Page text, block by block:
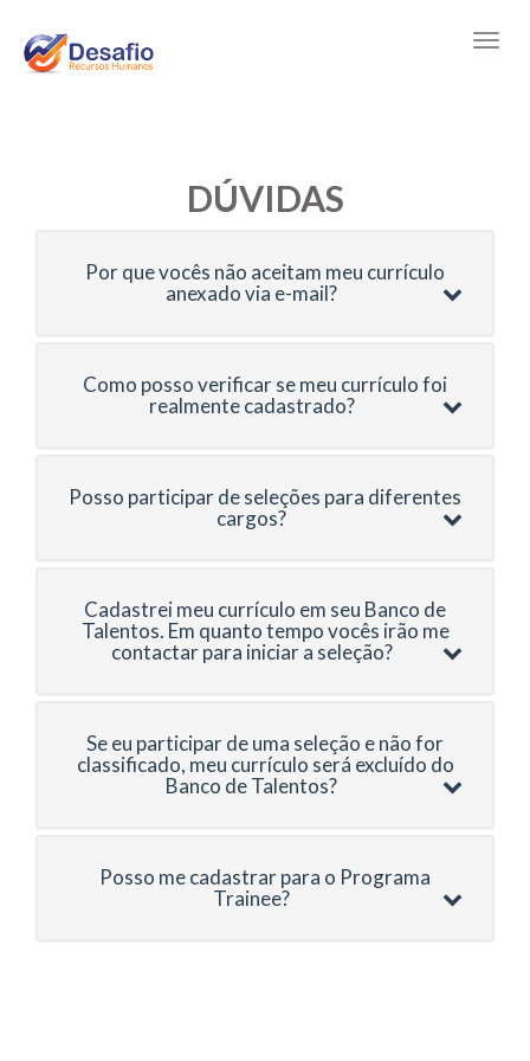
DÚVIDAS
Por que vocês não aceitam meu currículo
anexado via e-mail?
Como posso verificar se meu currículo foi
realmente cadastrado?
Posso participar de seleções para diferentes
cargos?
Cadastrei meu currículo em seu Banco de
Talentos. Em quanto tempo vocês irão me
contactar para iniciar a seleção?
Se eu participar de uma seleção e não for
classificado, meu currículo será excluído do
Banco de Talentos?
Posso me cadastrar para o Programa
Trainee?